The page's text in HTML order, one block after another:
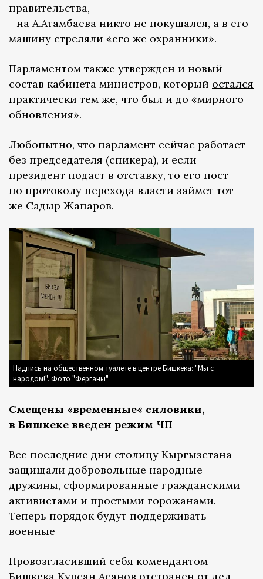
правительства,
- на А.Атамбаева никто не покушался, а в его
машину стреляли «его же охранники».
Парламентом также утвержден и новый
состав кабинета министров, который остался
практически тем же, что был и до «мирного
обновления».
Любопытно, что парламент сейчас работает
без председателя (спикера), и если
президент подаст в отставку, то его пост
по протоколу перехода власти займет тот
же Садыр Жапаров.
Надпись на общественном туалете в центре Бишкека: "Мы с
народом!". Фото "Ферганы"
Смещены «временные« силовики,
в Бишкеке введен режим ЧП
Все последние дни столицу Кыргызстана
защищали добровольные народные
дружины, сформированные гражданскими
активистами и простыми горожанами.
Теперь порядок будут поддерживать
военные
Провозгласивший себя комендантом